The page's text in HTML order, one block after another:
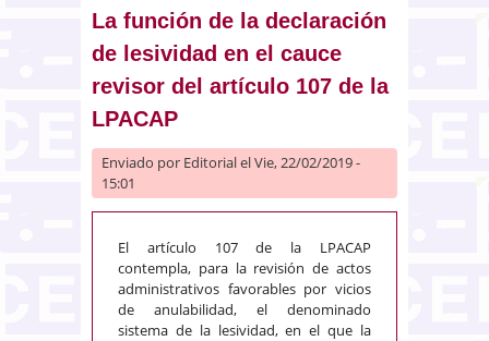
de la Unión Europea)
La función de la declaración
de lesividad en el cauce
revisor del artículo 107 de la
LPACAP
Enviado por Editorialel Vie, 22/02/2019 -
15:01
El artículo 107 de la LPACAP
contempla, para la revisión de actos
administrativos favorables por vicios
de anulabilidad, el denominado
sistema de la lesividad, en el que la